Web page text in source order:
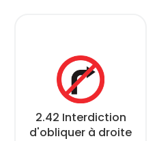
2.42 Interdiction
d'obliquer à droite